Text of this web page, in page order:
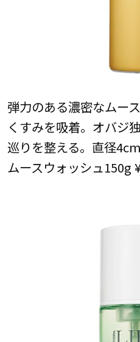
弾力のある濃密なムー
くすみを吸着。オバジ
巡りを整える。直径
ムースウォッシュ150g